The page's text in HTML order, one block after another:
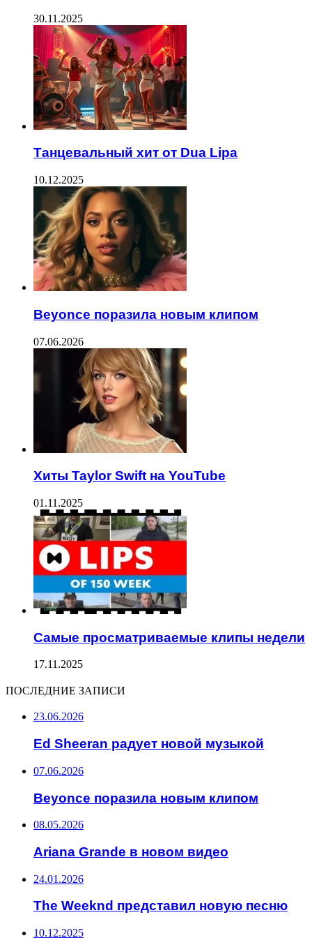
30.11.2025
Танцевальный хит от Dua Lipa
10.12.2025
Beyonce поразила новым клипом
07.06.2026
Хиты Taylor Swift на YouTube
01.11.2025
Самые просматриваемые клипы недели
17.11.2025
ПОСЛЕДНИЕ ЗАПИСИ
23.06.2026
Ed Sheeran радует новой музыкой
07.06.2026
Beyonce поразила новым клипом
08.05.2026
Ariana Grande в новом видео
24.01.2026
The Weeknd представил новую песню
10.12.2025